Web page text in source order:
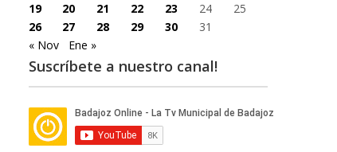
19
20 21 22 23 24
25
26
27 28 29 30
31
« Nov
Ene »
Suscríbete a nuestro canal!